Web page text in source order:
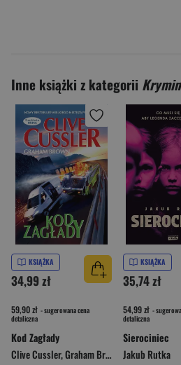
Inne książki z kategorii
KSIĄŻKA
34,99 zł
59,90 zł - sugerowana cena
detaliczna
Kod Zagłady
Clive Cussler,Graham Brown
KSIĄŻKA
35,74 zł
54,99 zł -
detaliczna
Sierociniec
Jakub Rutka